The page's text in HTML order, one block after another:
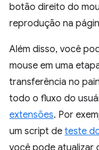
botão direito do
reprodução na
Além disso, você
mouse em uma
transferência no
todo o fluxo do
extensões. Por
um script de teste
você pode atualizar